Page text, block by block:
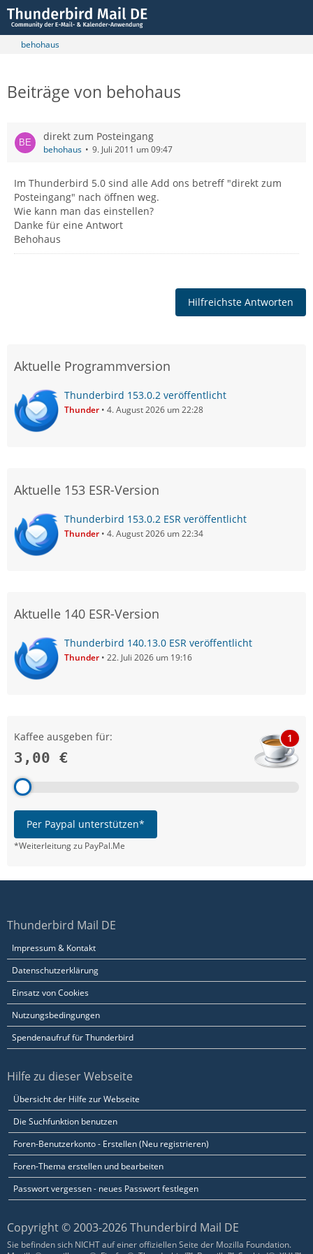
behohaus
Beiträge von behohaus
direkt zum Posteingang
behohaus 9. Juli 2011 um 09:47
Im Thunderbird 5.0 sind alle Add ons betreff "direkt zum
Posteingang" nach öffnen weg.
Wie kann man das einstellen?
Danke für eine Antwort
Behohaus
Hilfreichste Antworten
Aktuelle Programmversion
Thunderbird 153.0.2 veröffentlicht
Thunder 4. August 2026 um 22:28
Aktuelle 153 ESR-Version
Thunderbird 153.0.2 ESR veröffentlicht
Thunder 4. August 2026 um 22:34
Aktuelle 140 ESR-Version
Thunderbird 140.13.0 ESR veröffentlicht
Thunder 22. Juli 2026 um 19:16
Kaffee ausgeben für:
3,00 €
1
Per Paypal unterstützen*
*Weiterleitung zu PayPal.Me
Thunderbird Mail DE
Impressum & Kontakt
Datenschutzerklärung
Einsatz von Cookies
Nutzungsbedingungen
Spendenaufruf für Thunderbird
Hilfe zu dieser Webseite
Übersicht der Hilfe zur Webseite
Die Suchfunktion benutzen
Foren-Benutzerkonto - Erstellen (Neu registrieren)
Foren-Thema erstellen und bearbeiten
Passwort vergessen - neues Passwort festlegen
Copyright © 2003-2026 Thunderbird Mail DE
Sie befinden sich NICHT auf einer offiziellen Seite der Mozilla Foundation.